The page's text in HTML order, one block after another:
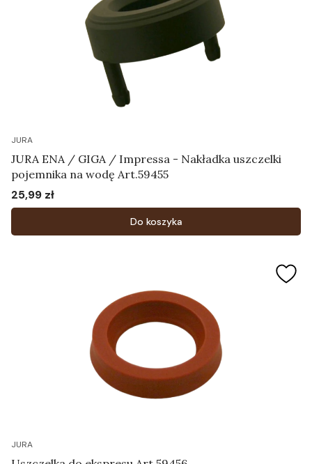
JURA
JURA ENA / GIGA / Impressa - Nakładka uszczelki
pojemnika na wodę Art.59455
Cena
25,99 zł
Do koszyka
JURA